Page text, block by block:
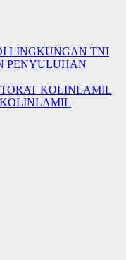
LINGKUNGAN TNI
PENYULUHAN
KOLINLAMIL